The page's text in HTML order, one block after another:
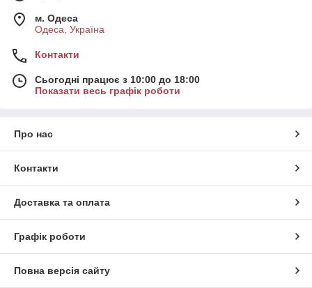
м. Одеса
Одеса, Україна
Контакти
Сьогодні працює з 10:00 до 18:00
Показати весь графік роботи
Про нас
Контакти
Доставка та оплата
Графік роботи
Повна версія сайту